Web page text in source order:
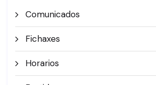
Comunicados
Fichaxes
Horarios